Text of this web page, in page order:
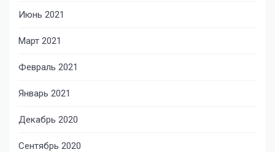
Июнь 2021
Март 2021
Февраль 2021
Январь 2021
Декабрь 2020
Сентябрь 2020